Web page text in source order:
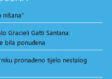
nišana"
Gracieli Gatti Santana:
bila ponuđena
pronađeno tijelo nestalog